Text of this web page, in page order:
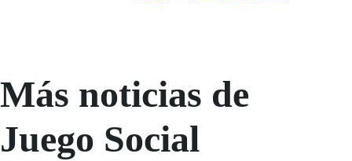
Más noticias de
Juego Social